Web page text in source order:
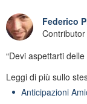
Federico
Contributor
“Devi aspettarti
Leggi di più sullo
Anticipazioni